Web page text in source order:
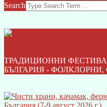
Search
ТРАДИЦИОННИ
БЪЛГАРИЯ -